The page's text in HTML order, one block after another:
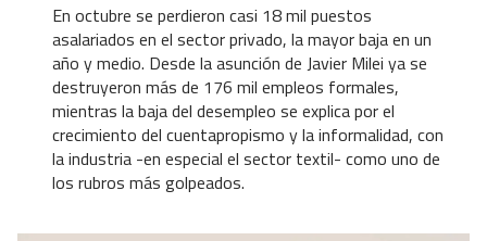
En octubre se perdieron casi 18 mil puestos
asalariados en el sector privado, la mayor baja en un
año y medio. Desde la asunción de Javier Milei ya se
destruyeron más de 176 mil empleos formales,
mientras la baja del desempleo se explica por el
crecimiento del cuentapropismo y la informalidad, con
la industria -en especial el sector textil- como uno de
los rubros más golpeados.